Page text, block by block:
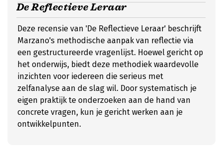
De Reflectieve Leraar
Deze recensie van 'De Reflectieve Leraar' beschrijft
Marzano's methodische aanpak van reflectie via
een gestructureerde vragenlijst. Hoewel gericht op
het onderwijs, biedt deze methodiek waardevolle
inzichten voor iedereen die serieus met
zelfanalyse aan de slag wil. Door systematisch je
eigen praktijk te onderzoeken aan de hand van
concrete vragen, kun je gericht werken aan je
ontwikkelpunten.